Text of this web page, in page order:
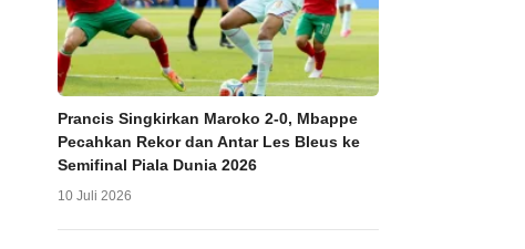
Prancis Singkirkan Maroko 2-0, Mbappe
Pecahkan Rekor dan Antar Les Bleus ke
Semifinal Piala Dunia 2026
10 Juli 2026